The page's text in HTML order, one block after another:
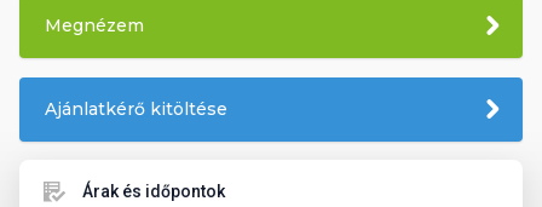
Megnézem
Ajánlatkérő kitöltése
Árak és időpontok